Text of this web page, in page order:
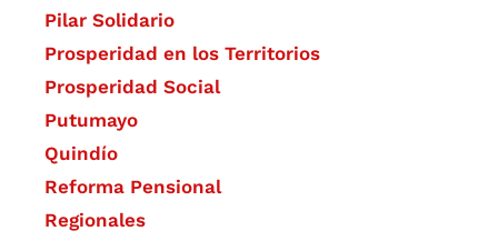
Pilar Solidario
Prosperidad en los Territorios
Prosperidad Social
Putumayo
Quindío
Reforma Pensional
Regionales